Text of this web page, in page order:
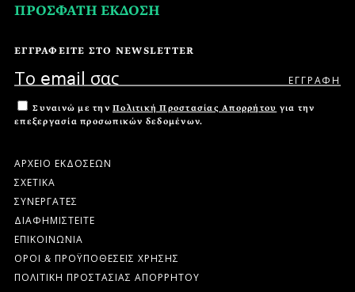
ΠΡΟΣΦΑΤΗ ΕΚΔΟΣΗ
ΕΓΓΡΑΦΕΙΤΕ ΣΤΟ NEWSLETTER
Συναινώ με την Πολιτική Προστασίας Απορρήτου για την
επεξεργασία προσωπικών δεδομένων.
ΑΡΧΕΙΟ ΕΚΔΟΣΕΩΝ
ΣΧΕΤΙΚΑ
ΣΥΝΕΡΓΑΤΕΣ
ΔΙΑΦΗΜΙΣΤΕΙΤΕ
ΕΠΙΚΟΙΝΩΝΙΑ
ΟΡΟΙ & ΠΡΟΫΠΟΘΕΣΕΙΣ ΧΡΗΣΗΣ
ΠΟΛΙΤΙΚΗ ΠΡΟΣΤΑΣΙΑΣ ΑΠΟΡΡΗΤΟΥ